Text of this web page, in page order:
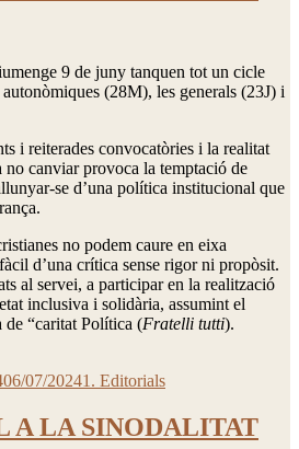
9 de juny tanquen tot un cicle
(28M), les generals (23J) i
i reiterades convocatòries i la realitat
canviar provoca la temptació de
se d’una política institucional que
no podem caure en eixa
d’una crítica sense rigor ni propòsit.
al servei, a participar en la realització
inclusiva i solidària, assumint el
“caritat Política (Fratelli tutti).
06/07/2024Categorías
1. Editorials
A LA SINODALITAT